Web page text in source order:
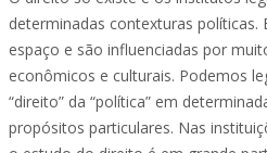
determinadas contexturas
espaço e são influenciadas por
econômicos e culturais. Podemos
“direito” da “política” em
propósitos particulares. Nas